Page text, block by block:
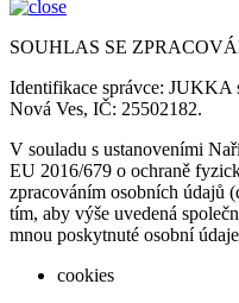
SOUHLAS SE
Identifikace správce: JUKKA
Nová Ves, IČ: 25502182.
V souladu s ustanoveními
EU 2016/679 o ochraně
zpracováním osobních údajů
tím, aby výše uvedená
mnou poskytnuté osobní
cookies